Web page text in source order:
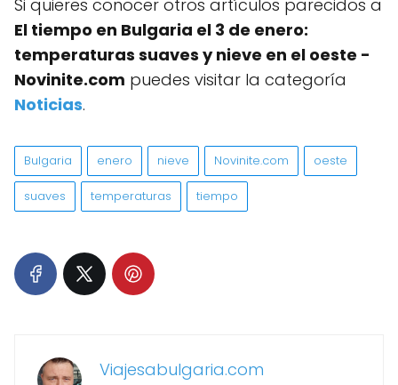
Si quieres conocer otros artículos parecidos a
El tiempo en Bulgaria el 3 de enero:
temperaturas suaves y nieve en el oeste -
Novinite.com puedes visitar la categoría
Noticias.
Bulgaria enero nieve Novinite.com oeste
suaves temperaturas tiempo
Viajesabulgaria.com